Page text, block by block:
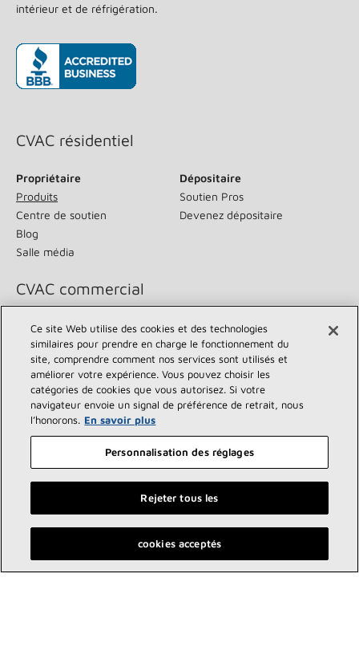
intérieur et de réfrigération.
CVAC résidentiel
Propriétaire
Produits
Centre de soutien
Blog
Salle média
Dépositaire
Soutien Pros
Devenez dépositaire
CVAC commercial
Sous-traitants
Demander un devis
Documentation produit
Blog
Soutien
Trouver un entrepreneur
Soutien aux ventes
Support technique
Fichiers Revit
Fournisseurs
Nous contacter
Ce site Web utilise des cookies et des technologies
similaires pour prendre en charge le fonctionnement du
site, comprendre comment nos services sont utilisés et
améliorer votre expérience. Vous pouvez choisir les
catégories de cookies que vous autorisez. Si votre
navigateur envoie un signal de préférence de retrait, nous
l’honorons. En savoir plus
Personnalisation des réglages
Rejeter tous les
cookies acceptés